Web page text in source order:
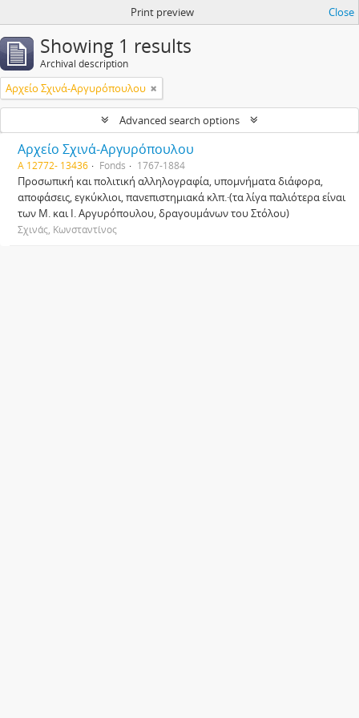
Print preview Close
Showing 1 results
Archival description
Αρχείο Σχινά-Αργυρόπουλου
Advanced search options
Αρχείο Σχινά-Αργυρόπουλου
Α 12772- 13436 Fonds 1767-1884
Προσωπική και πολιτική αλληλογραφία, υπομνήματα διάφορα,
αποφάσεις, εγκύκλιοι, πανεπιστημιακά κλπ.·(τα λίγα παλιότερα είναι
των Μ. και Ι. Αργυρόπουλου, δραγουμάνων του Στόλου)
Σχινάς, Κωνσταντίνος